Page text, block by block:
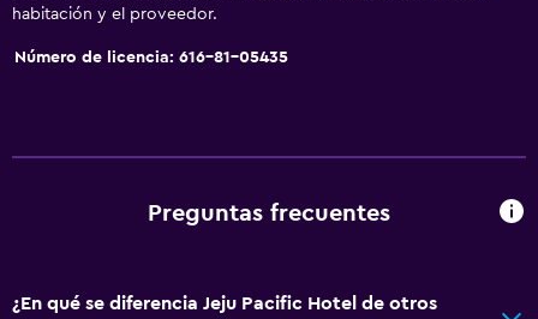
Secador de pelo
Baño privado
habitación y el proveedor.
Número de licencia: 616-81-05435
Preguntas frecuentes
¿En qué se diferencia Jeju Pacific Hotel de otros